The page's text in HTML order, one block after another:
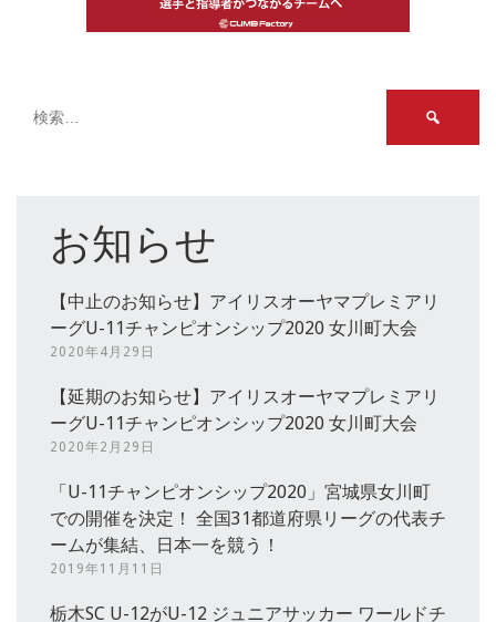
お知らせ
【中止のお知らせ】アイリスオーヤマプレミアリ
ーグU-11チャンピオンシップ2020 女川町大会
2020年4月29日
【延期のお知らせ】アイリスオーヤマプレミアリ
ーグU-11チャンピオンシップ2020 女川町大会
2020年2月29日
「U-11チャンピオンシップ2020」宮城県女川町
での開催を決定！ 全国31都道府県リーグの代表チ
ームが集結、日本一を競う！
2019年11月11日
栃木SC U-12がU-12 ジュニアサッカー ワールドチ